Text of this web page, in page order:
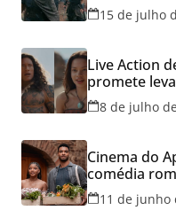
15 de julho
Live Action
promete
Cineflix do
8 de julho
Cinema do
comédia
hoje e lança
Namorados
11 de junho